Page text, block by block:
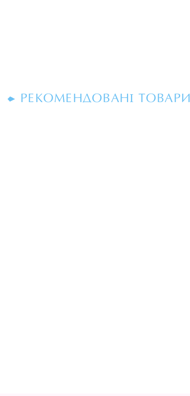
РЕКОМЕНДОВАНІ ТОВАРИ